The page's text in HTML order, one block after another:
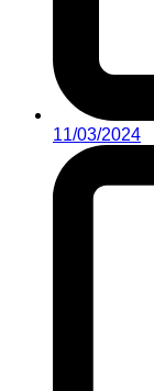
11/03/2024